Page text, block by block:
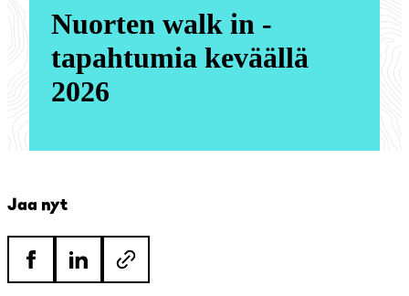
Nuorten walk in -
tapahtumia keväällä
2026
Jaa nyt